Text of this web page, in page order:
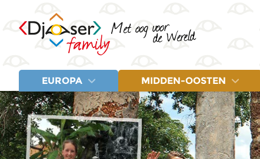
EUROPA
LANDEN
Albanië
Balkan
Bosnië en Herzegovina
Estland
Letland
Litouwen
Montenegro
Noord-Macedonië
MIDDEN-OOSTEN
LANDEN
Egypte
Jordanië
Marokko
Turkije